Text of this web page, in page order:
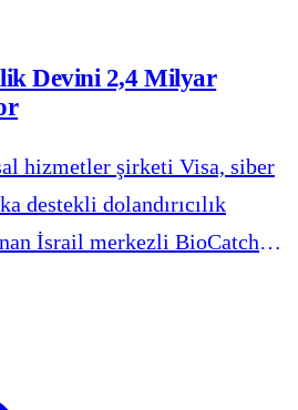
Devini 2,4 Milyar
hizmetler şirketi Visa, siber
destekli dolandırıcılık
İsrail merkezli BioCatch